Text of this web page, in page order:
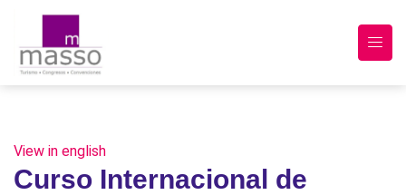
View in english
Curso Internacional de